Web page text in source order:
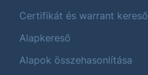
Certifikát és warrant kereső
Alapkereső
Alapok összehasonlítása